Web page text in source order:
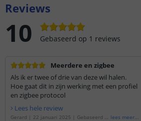
Reviews
10 Gebaseerd op 1 reviews
Meerdere en zigbee
Als ik er twee of drie van deze wil halen.
Hoe gaat dit in zijn werking met een profiel
en zigbee protocol
Lees hele review
Gerard | 22 januari 2025 | Gebaseerd o
lees meer...